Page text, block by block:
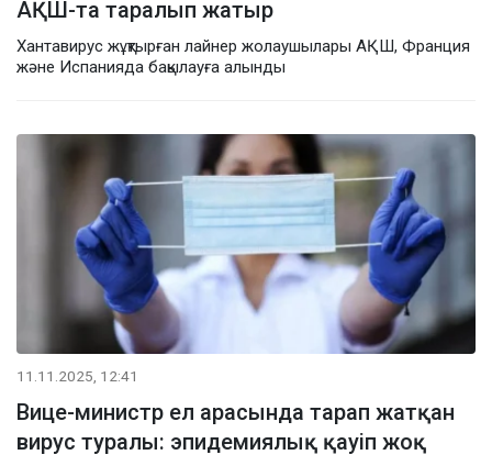
АҚШ-та таралып жатыр
Хантавирус жұқтырған лайнер жолаушылары АҚШ, Франция
және Испанияда бақылауға алынды
11.11.2025, 12:41
Вице-министр ел арасында тарап жатқан
вирус туралы: эпидемиялық қауіп жоқ